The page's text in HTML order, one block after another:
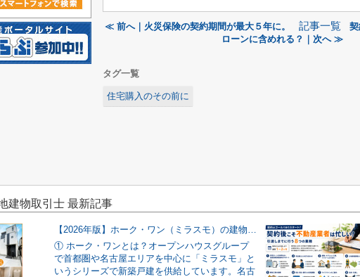
≪ 前へ｜火災保険の契約期間が最大５年に。 記事一覧
ローンに含めれる？｜次へ ≫
タグ一覧
住宅購入のその前に
建物取引士 最新記事
【2026年版】ホーク・ワン（ミラスモ）の建物仕様を仲介業者が実物写真で解説！
① ホーク・ワンとは？オープンハウスグループ
で首都圏や名古屋エリアを中心に「ミラスモ」と
いうシリーズで新築戸建を供給しています。名古